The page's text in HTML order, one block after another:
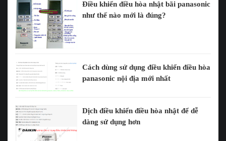
Điều khiển điều hòa nhật bãi panasonic
như thế nào mới là đúng?
Cách dùng sử dụng điều khiển điều hòa
panasonic nội địa mới nhất
Dịch điều khiển điều hòa nhật để dễ
dàng sử dụng hơn